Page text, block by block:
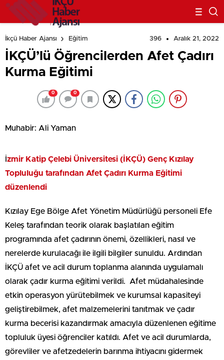
İkçü Haber Ajansı Eğitim 396 Aralık 21, 2022
İKÇÜ’lü Öğrencilerden Afet Çadırı
Kurma Eğitimi
0 0
Muhabir: Ali Yaman
zmir Katip Çelebi Üniversitesi (İKÇÜ) Genç Kızılay
Topluluğu tarafından Afet Çadırı Kurma Eğitimi
düzenlendi
Kızılay Ege Bölge Afet Yönetim Müdürlüğü personeli Efe
Keleş tarafından teorik olarak başlatılan eğitim
programında afet çadırının önemi, özellikleri, nasıl ve
nerelerde kurulacağı ile ilgili bilgiler sunuldu. Ardından
İKÇÜ afet ve acil durum toplanma alanında uygulamalı
olarak çadır kurma eğitimi verildi. Afet müdahalesinde
etkin operasyon yürütebilmek ve kurumsal kapasiteyi
geliştirebilmek, afet malzemelerini tanıtmak ve çadır
kurma becerisi kazandırmak amacıyla düzenlenen eğitime
topluluk üyesi öğrenciler katıldı. Afet ve acil durumlarda,
görevliler ve afetzedelerin barınma ihtiyacını gidermek